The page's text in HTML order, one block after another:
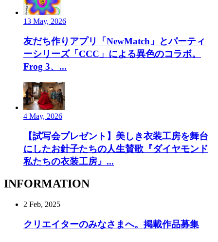
13 May, 2026
友だち作りアプリ「NewMatch」とパーティ
ーシリーズ「CCC」による異色のコラボ。
Frog 3、...
4 May, 2026
【試写会プレゼント】美しき衣装工房を舞台
にしたお針子たちの人生賛歌『ダイヤモンド
私たちの衣装工房』...
INFORMATION
2 Feb, 2025
クリエイターのみなさまへ。掲載作品募集